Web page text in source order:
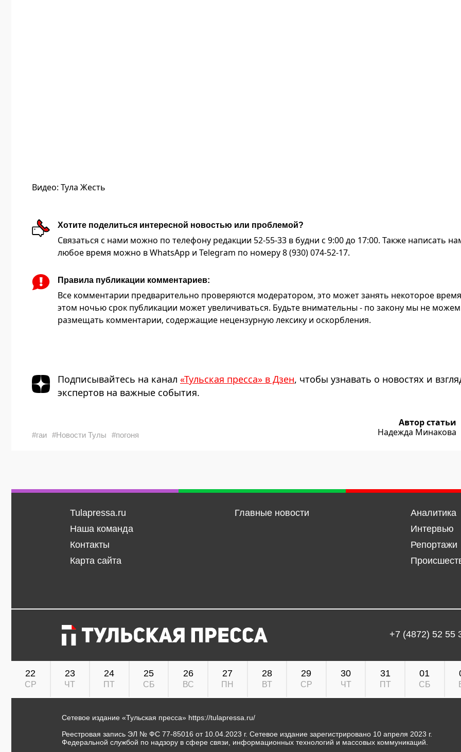
Видео: Тула Жесть
Хотите поделиться интересной новостью или проблемой?
Связаться с нами можно по телефону редакции 52-55-33 в будни с 9:00 до 17:00. Также написать
любое время можно в WhatsApp и Telegram по номеру 8 (930) 074-52-17.
Правила публикации комментариев:
Все комментарии предварительно проверяются модератором, это может занять некоторое
этом ночью срок публикации может увеличиваться. Будьте внимательны - по закону мы не можем
размещать комментарии, содержащие нецензурную лексику и оскорбления.
Подписывайтесь на канал «Тульская пресса» в Дзен, чтобы узнавать о новостях и
экспертов на важные события.
#гаи #Новости Тулы #погоня
Автор статьи
Надежда Минакова
Tulapressa.ru
Наша команда
Контакты
Карта сайта
Главные новости
Аналитика
Интервью
Репортажи
+7 (4872) 52 55
22
СР
23
ЧТ
24
ПТ
25
СБ
26
ВС
27
ПН
28
ВТ
29
СР
30
ЧТ
31
ПТ
01
СБ
Сетевое издание «Тульская пресса» https://tulapressa.ru/
Реестровая запись ЭЛ № ФС 77-85016 от 10.04.2023 г. Сетевое издание зарегистрировано 10 апреля 2023 г.
Федеральной службой по надзору в сфере связи, информационных технологий и массовых коммуникаций.